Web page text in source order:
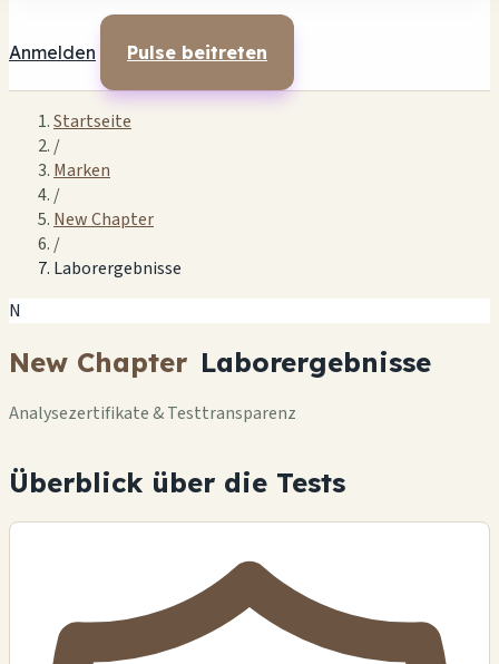
Anmelden Pulse beitreten
Startseite
/
Marken
/
New Chapter
/
Laborergebnisse
N
New Chapter Laborergebnisse
Analysezertifikate & Testtransparenz
Überblick über die Tests